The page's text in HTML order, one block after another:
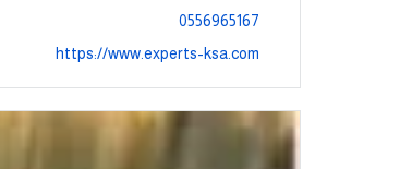
0556965167
https://www.experts-ksa.com